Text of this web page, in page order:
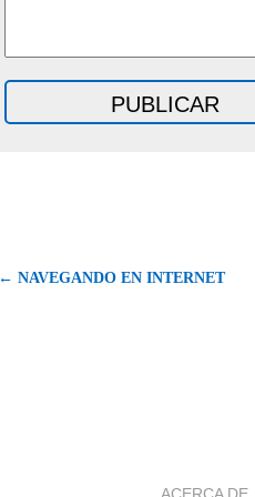
← NAVEGANDO EN INTERNET
ACERCA DE